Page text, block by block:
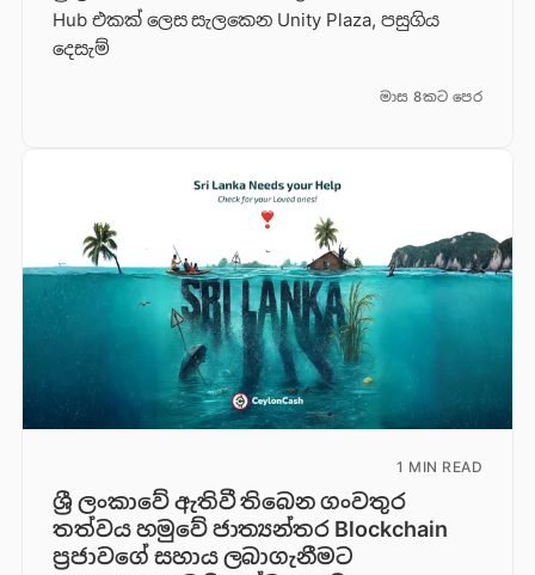
Hub එකක් ලෙස සැලකෙන Unity Plaza, පසුගිය
දෙසැම්
මාස 8කට පෙර
1 MIN READ
ශ්‍රී ලංකාවේ ඇතිවී තිබෙන ගංවතුර
තත්වය හමුවේ ජාත්‍යන්තර Blockchain
ප්‍රජාවගේ සහාය ලබාගැනීමට